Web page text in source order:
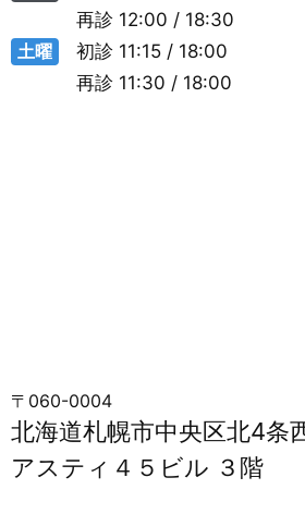
再診 12:00 / 18:30
土曜
初診 11:15 / 18:00
再診 11:30 / 18:00
〒060-0004
北海道札幌市中央区北4条
アスティ４５ビル ３階